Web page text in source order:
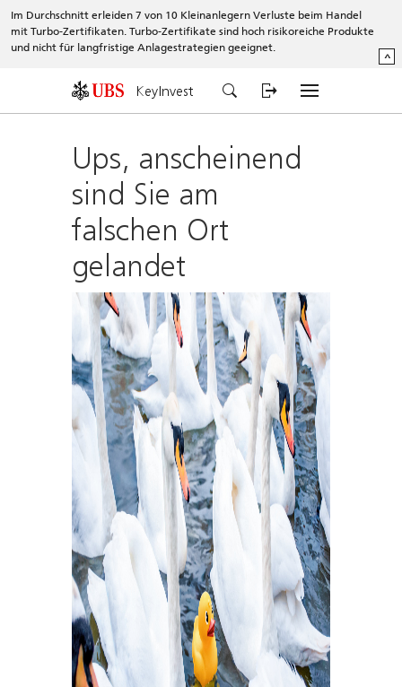
Im Durchschnitt erleiden 7 von 10 Kleinanlegern Verluste beim Handel
mit Turbo-Zertifikaten. Turbo-Zertifikate sind hoch risikoreiche Produkte
und nicht für langfristige Anlagestrategien geeignet.
^
KeyInvest
Ups, anscheinend
sind Sie am
falschen Ort
gelandet